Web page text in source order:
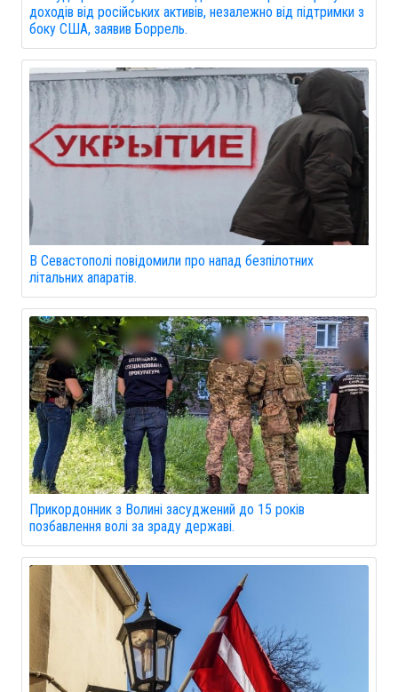
доходів від російських активів, незалежно від підтримки з
боку США, заявив Боррель.
В Севастополі повідомили про напад безпілотних
літальних апаратів.
Прикордонник з Волині засуджений до 15 років
позбавлення волі за зраду державі.